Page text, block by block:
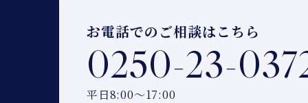
お電話でのご相談はこちら
0250-23-
平日8:00〜17:00